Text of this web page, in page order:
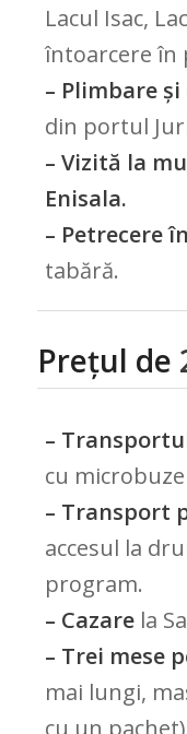
Lacul Isac,
întoarcere în
– Plimbare
din portul
– Vizită la
Enisala.
– Petrecere
tabără.
Prețul de
–
cu
– Transport
accesul la
program.
– Cazarela
– Trei mese
mai lungi,
cu un